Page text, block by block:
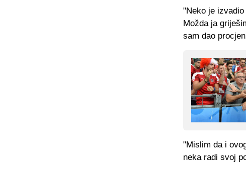
"Neko je
Možda ja
sam dao
"Mislim da i
neka radi svoj